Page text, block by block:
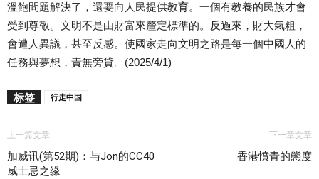
溫飽問題解決了，還要向人民提供教育。一個有教養的民族才會
受到尊敬。文明不是由財富來釐定標準的。反過來，財大氣粗，
會遭人異議，甚至反感。使國家走向文明之路是每一個中國人的
任務與夢想，責無旁貸。(2025/4/1)
标签 行走中国
上一篇文章
加威讯(第52期)：与Jon的CC40
威士忌之缘
下一章文章
香港憤青的態度